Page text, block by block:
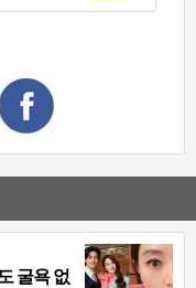
굴욕 없